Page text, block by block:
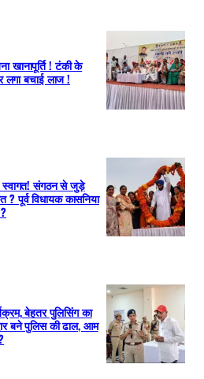
खानापूर्ति ! टंकी के
लगा बचाई लाज !
स्वागत! संगठन से जुड़े
पूर्व विधायक कासनिया
बेहतर पुलिसिंग का
बने पुलिस की ढाल, आम